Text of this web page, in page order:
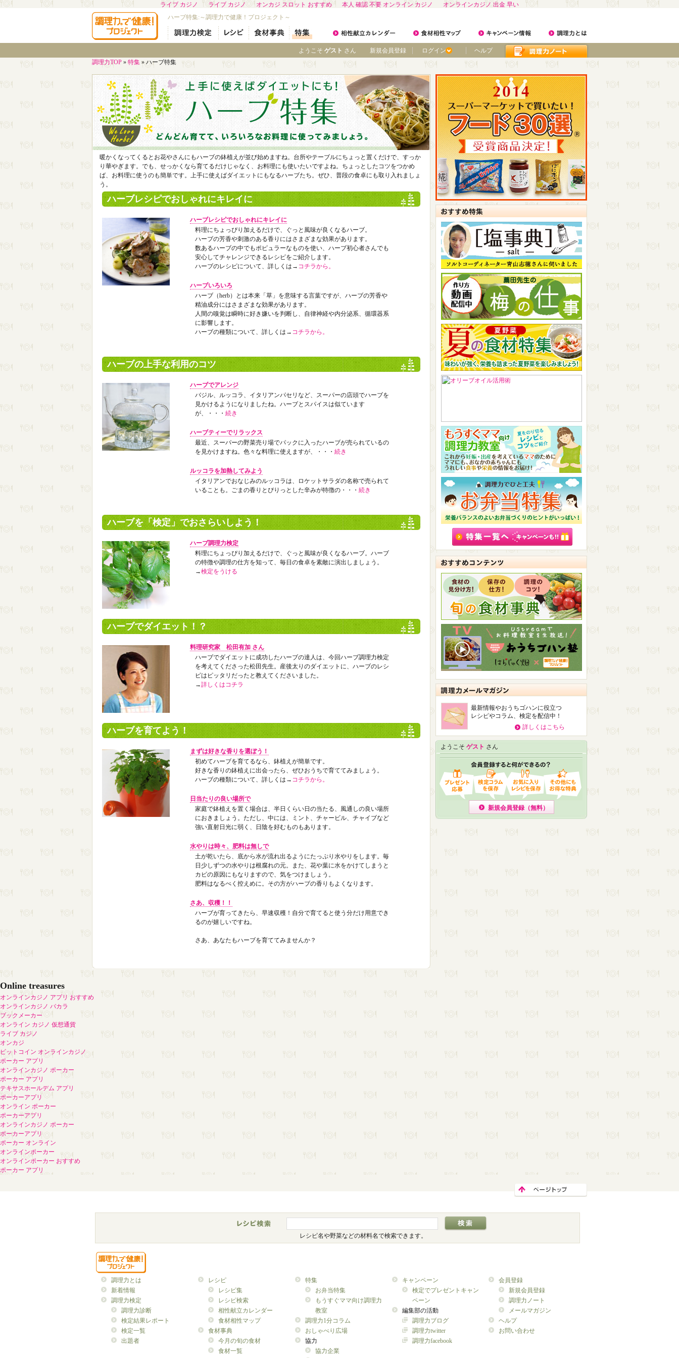
ライブ カジノ ライブ カジノ オンカジ スロット おすすめ 本人 確認 不要 オンライン カジノ
オンラインカジノ 出金 早い
ハーブ特集:～調理力で健康！プロジェクト～
ヘルプ
ログイン
新規会員登録
ようこそ ゲスト さん
調理力TOP » 特集 »ハーブ特集
暖かくなってくるとお花やさんにもハーブの鉢植えが並び始めますね。台所やテーブルにちょっと置くだけで、すっか
り華やぎます。でも、せっかくなら育てるだけじゃなく、お料理にも使いたいですよね。ちょっとしたコツをつかめ
ば、お料理に使うのも簡単です。上手に使えばダイエットにもなるハーブたち。ぜひ、普段の食卓にも取り入れましょ
う。
ハーブレシピでおしゃれにキレイに
ハーブレシピでおしゃれにキレイに
料理にちょっぴり加えるだけで、ぐっと風味が良くなるハーブ。
ハーブの芳香や刺激のある香りにはさまざまな効果があります。
数あるハーブの中でもポピュラーなものを使い、ハーブ初心者さんでも
安心してチャレンジできるレシピをご紹介します。
ハーブのレシピについて、詳しくは→ コチラから。
ハーブいろいろ
ハーブ（herb）とは本来「草」を意味する言葉ですが、ハーブの芳香や
精油成分にはさまざまな効果があります。
人間の嗅覚は瞬時に好き嫌いを判断し、自律神経や内分泌系、循環器系
に影響します。
ハーブの種類について、詳しくは→ コチラから。
ハーブの上手な利用のコツ
ハーブでアレンジ
バジル、ルッコラ、イタリアンパセリなど、スーパーの店頭でハーブを
見かけるようになりましたね。ハーブとスパイスは似ています
が、・・・ 続き
ハーブティーでリラックス
最近、スーパーの野菜売り場でパックに入ったハーブが売られているの
を見かけますね。色々な料理に使えますが、・・・ 続き
ルッコラを加熱してみよう
イタリアンでおなじみのルッコラは、ロケットサラダの名称で売られて
いることも。ごまの香りとぴりっとした辛みが特徴の・・・ 続き
ハーブを「検定」でおさらいしよう！
ハーブ調理力検定
料理にちょっぴり加えるだけで、ぐっと風味が良くなるハーブ。ハーブ
の特徴や調理の仕方を知って、毎日の食卓を素敵に演出しましょう。
→検定をうける
ハーブでダイエット！？
料理研究家 松田有加 さん
ハーブでダイエットに成功したハーブの達人は、今回ハーブ調理力検定
を考えてくださった松田先生。産後太りのダイエットに、ハーブのレシ
ピはピッタリだったと教えてくださいました。
→詳しくはコチラ
ハーブを育てよう！
まずは好きな香りを選ぼう！
初めてハーブを育てるなら、鉢植えが簡単です。
好きな香りの鉢植えに出会ったら、ぜひおうちで育ててみましょう。
ハーブの種類について、詳しくは→ コチラから。
日当たりの良い場所で
家庭で鉢植えを置く場合は、半日くらい日の当たる、風通しの良い場所
におきましょう。ただし、中には、ミント、チャービル、チャイブなど
強い直射日光に弱く、日陰を好むものもあります。
水やりは時々、肥料は無しで
土が乾いたら、底から水が流れ出るようにたっぷり水やりをします。毎
日少しずつの水やりは根腐れの元。また、花や葉に水をかけてしまうと
カビの原因にもなりますので、気をつけましょう。
肥料はなるべく控えめに。その方がハーブの香りもよくなります。
さあ、収穫！！
ハーブが育ってきたら、早速収穫！自分で育てると使う分だけ用意でき
るのが嬉しいですね。
さあ、あなたもハーブを育ててみませんか？
最新情報やおうちゴハンに役立つ
レシピやコラム、検定を配信中！
詳しくはこちら
ようこそ ゲスト さん
新規会員登録（無料）
Online treasures
オンラインカジノ アプリ おすすめ
オンラインカジノ バカラ
ブックメーカー
オンライン カジノ 仮想通貨
ライブ カジノ
オンカジ
ビットコイン オンラインカジノ
ポーカー アプリ
オンラインカジノ ポーカー
ポーカー アプリ
テキサスホールデム アプリ
ポーカーアプリ
オンライン ポーカー
ポーカーアプリ
オンラインカジノ ポーカー
ポーカーアプリ
ポーカー オンライン
オンラインポーカー
オンラインポーカー おすすめ
ポーカー アプリ
レシピ名や野菜などの材料名で検索できます。
調理力とは
新着情報
調理力検定
調理力診断
検定結果レポート
検定一覧
出題者
レシピ
レシピ集
レシピ検索
相性献立カレンダー
食材相性マップ
食材事典
今月の旬の食材
食材一覧
特集
お弁当特集
もうすぐママ向け調理力
教室
調理力1分コラム
おしゃべり広場
協力
協力企業
キャンペーン
検定でプレゼントキャン
ペーン
編集部の活動
調理力ブログ
調理力twitter
調理力facebook
会員登録
新規会員登録
調理力ノート
メールマガジン
ヘルプ
お問い合わせ